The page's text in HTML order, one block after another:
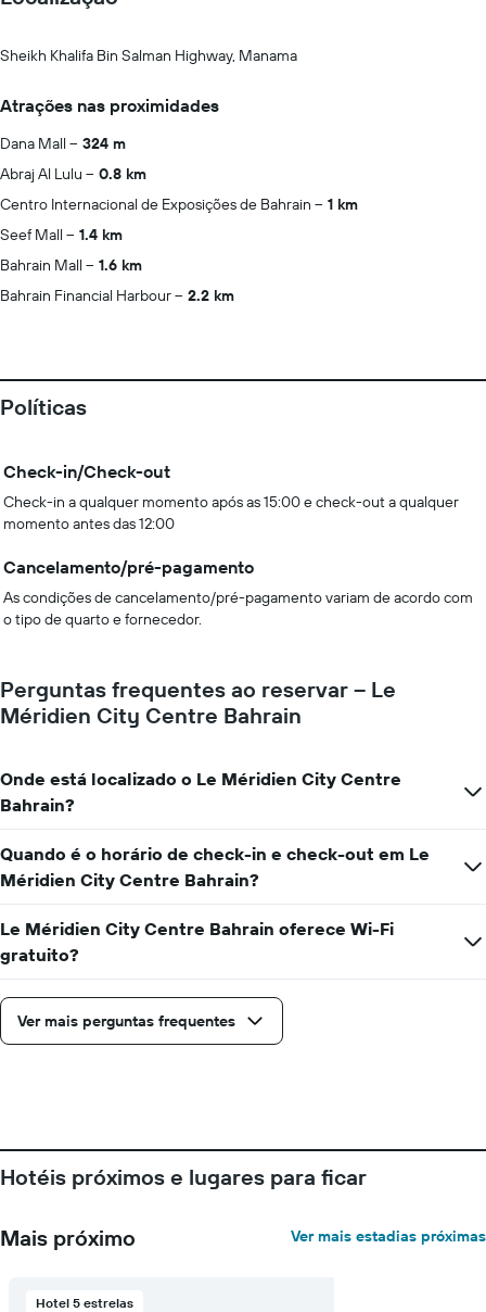
Sheikh Khalifa Bin Salman Highway, Manama
Atrações nas proximidades
Dana Mall
324 m
Abraj Al Lulu
0.8 km
Centro Internacional de Exposições de Bahrain
1 km
Seef Mall
1.4 km
Bahrain Mall
1.6 km
Bahrain Financial Harbour
2.2 km
Políticas
Check-in/Check-out
Check-in a qualquer momento após as 15:00 e check-out a qualquer
momento antes das 12:00
Cancelamento/pré-pagamento
As condições de cancelamento/pré-pagamento variam de acordo com
o tipo de quarto e fornecedor.
Perguntas frequentes ao reservar – Le
Méridien City Centre Bahrain
Onde está localizado o Le Méridien City Centre
Bahrain?
Quando é o horário de check-in e check-out em Le
Méridien City Centre Bahrain?
Le Méridien City Centre Bahrain oferece Wi-Fi
gratuito?
Ver mais perguntas frequentes
Hotéis próximos e lugares para ficar
Mais próximo Ver mais estadias próximas
Hotel 5 estrelas